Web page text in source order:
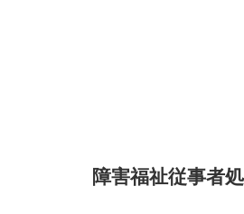
障害福祉従事者